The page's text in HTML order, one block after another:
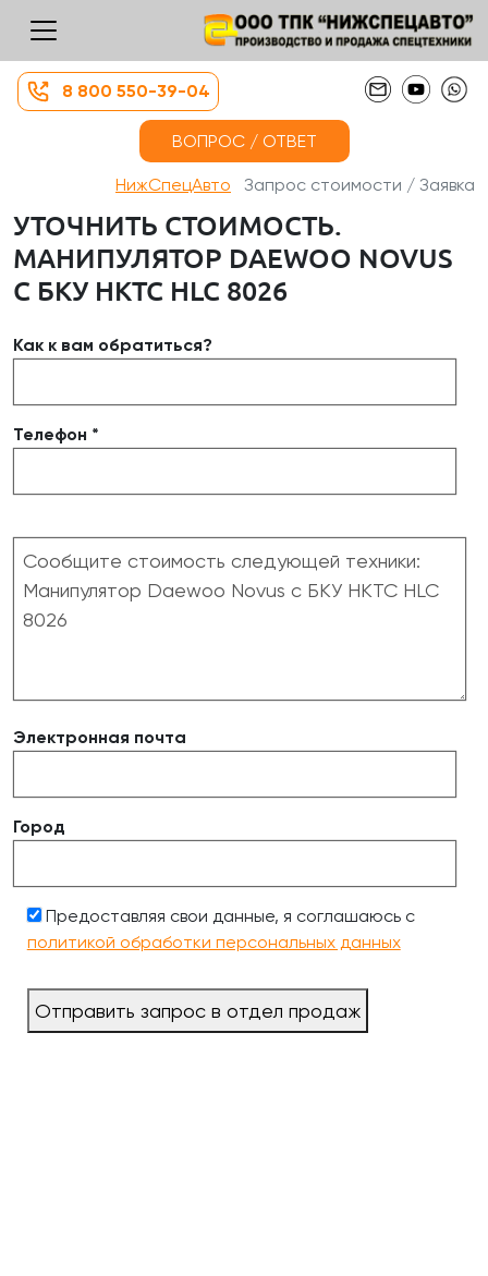
8 800 550-39-04
ВОПРОС / ОТВЕТ
НижСпецАвто Запрос стоимости / Заявка
УТОЧНИТЬ СТОИМОСТЬ.
МАНИПУЛЯТОР DAEWOO NOVUS
С БКУ НКТС HLC 8026
Как к вам обратиться?
Телефон *
Электронная почта
Город
Предоставляя свои данные, я соглашаюсь с
политикой обработки персональных данных
Отправить запрос в отдел продаж